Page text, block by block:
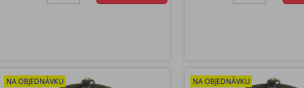
NA OBJEDNÁVKU NA OBJEDNÁVKU